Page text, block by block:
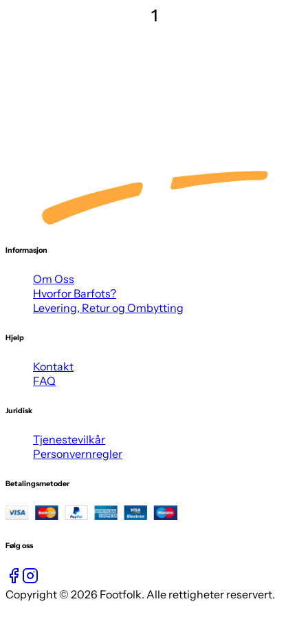
1
Informasjon
Om Oss
Hvorfor Barfots?
Levering, Retur og Ombytting
Hjelp
Kontakt
FAQ
Juridisk
Tjenestevilkår
Personvernregler
Betalingsmetoder
Følg oss
Copyright © 2026 Footfolk. Alle rettigheter reservert.